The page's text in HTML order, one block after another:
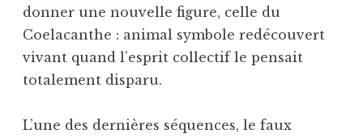
donner une nouvelle figure, celle du
Coelacanthe : animal symbole redécouvert
vivant quand l’esprit collectif le pensait
totalement disparu.
L’une des dernières séquences, le faux